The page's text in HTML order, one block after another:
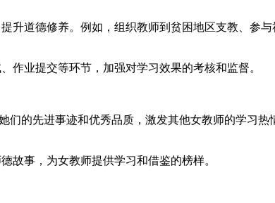
升道德修养。例如，组织教师到贫困地区支教、参
作业提交等环节，加强对学习效果的考核和监督。
们的先进事迹和优秀品质，激发其他女教师的学习
故事，为女教师提供学习和借鉴的榜样。